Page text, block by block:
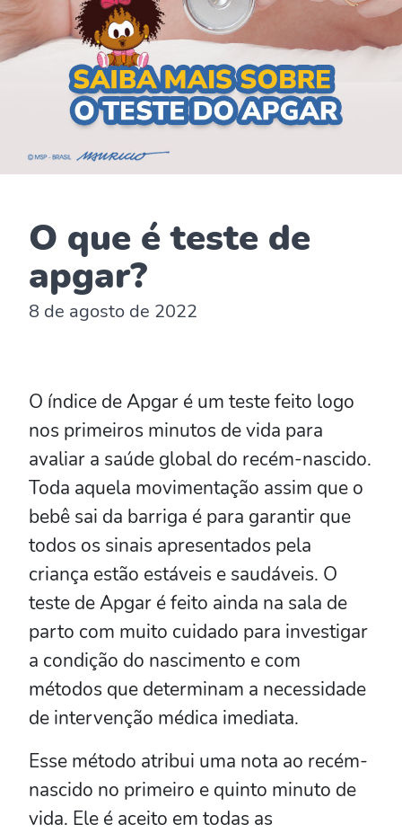
O que é teste de
apgar?
8 de agosto de 2022
O índice de Apgar é um teste feito logo
nos primeiros minutos de vida para
avaliar a saúde global do recém-nascido.
Toda aquela movimentação assim que o
bebê sai da barriga é para garantir que
todos os sinais apresentados pela
criança estão estáveis e saudáveis. O
teste de Apgar é feito ainda na sala de
parto com muito cuidado para investigar
a condição do nascimento e com
métodos que determinam a necessidade
de intervenção médica imediata.
Esse método atribui uma nota ao recém-
nascido no primeiro e quinto minuto de
vida. Ele é aceito em todas as